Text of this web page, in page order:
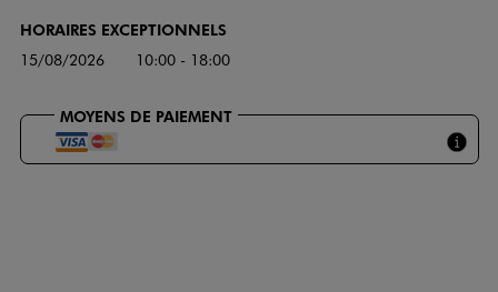
HORAIRES EXCEPTIONNELS
15/08/2026 10:00 - 18:00
MOYENS DE PAIEMENT